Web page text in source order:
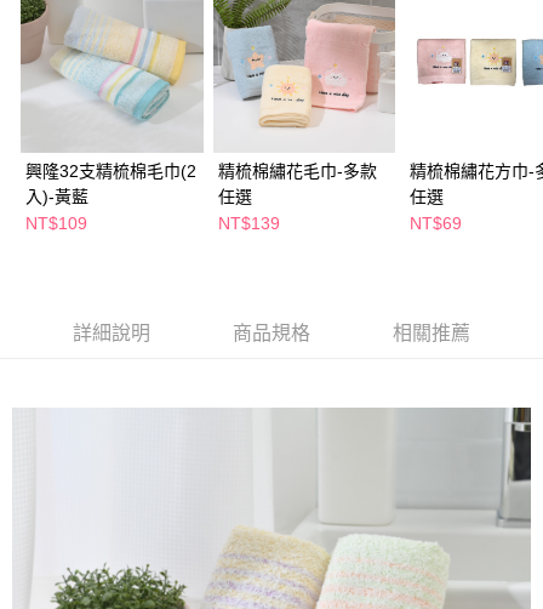
３．安心：先確認商品／服務後，再付款。
【「AFTEE先享後付」結帳流程】
１．於結帳方式選擇「AFTEE先享後付」後，將跳轉至「AFTEE先享後付」
結帳頁面，進行簡訊認證並確認金額後，即可完成結帳。
２．訂單成立數日內，您將收到繳費通知簡訊。
ATM／網路銀行／等多元方式進行付款，方視為交易完成。
※ 請注意：結帳手續完成當下不需立刻繳費，但若您需要取消訂單，請聯絡
購買商品的店家。未經商家同意取消之訂單仍視為有效，需透過AFTEE先享
後付繳納相關費用。
【注意事項】
４．使用「AFTEE先享後付」時，將依據個別帳號之用戶狀況，依本公司即
時審查核予不同之上限額度；若仍有額度不足之情形，本公司將視審查結果
請求用戶進行身份認證。
５．嚴禁一人註冊多個帳號或使用他人資訊註冊。若發現惡意使用之情形，
全家取貨付款
每筆NT$65，滿NT$390(含以上)免運費
付款後全家取貨
每筆NT$65，滿NT$390(含以上)免運費
萊爾富取貨付款
每筆NT$65，滿NT$490(含以上)免運費
7-11取貨付款
付款後7-11取貨
每筆NT$100，滿NT$790(含以上)免運費
付款後寶雅門市自取(由倉庫統一出貨)
每筆NT$80，滿NT$290(含以上)免運費
興隆32支精梳棉毛巾(2
入)-黃藍
NT$109
精梳棉繡花毛巾-多款
任選
NT$139
精梳棉繡花方巾-
任選
NT$69
詳細說明 商品規格 相關推薦